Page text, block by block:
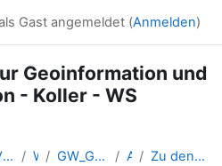
Gast angemeldet (Anmelden)
Geoinformation und
- Koller - WS
ARCHIV - Lehrveranstaltungen am Standort Linz - seit 2016 WS 2021/22 GW_Geomedien_KOGeoinformation_Koller_2021ws Allgemeines Zu den Informationen der VU an der Universität Salzburg